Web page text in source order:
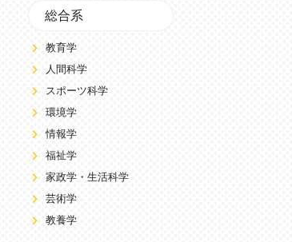
総合系
教育学
人間科学
スポーツ科学
環境学
情報学
福祉学
家政学・生活科学
芸術学
教養学